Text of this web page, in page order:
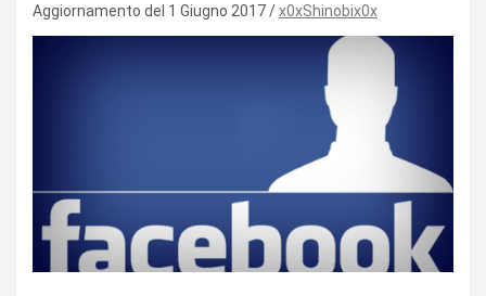
Aggiornamento del 1 Giugno 2017 x0xShinobix0x